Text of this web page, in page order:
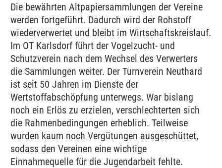
Die bewährten Altpapiersammlungen der Vereine
werden fortgeführt. Dadurch wird der Rohstoff
wiederverwertet und bleibt im Wirtschaftskreislauf.
Im OT Karlsdorf führt der Vogelzucht- und
Schutzverein nach dem Wechsel des Verwerters
die Sammlungen weiter. Der Turnverein Neuthard
ist seit 50 Jahren im Dienste der
Wertstoffabschöpfung unterwegs. War bislang
noch ein Erlös zu erzielen, verschlechterten sich
die Rahmenbedingungen erheblich. Teilweise
wurden kaum noch Vergütungen ausgeschüttet,
sodass den Vereinen eine wichtige
Einnahmequelle für die Jugendarbeit fehlte.